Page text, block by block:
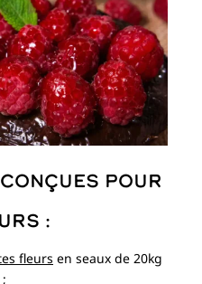
pour
:
fleurs en seaux de 20kg